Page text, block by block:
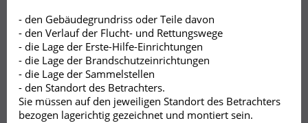
- den Gebäudegrundriss oder Teile davon
- den Verlauf der Flucht- und Rettungswege
- die Lage der Erste-Hilfe-Einrichtungen
- die Lage der Brandschutzeinrichtungen
- die Lage der Sammelstellen
- den Standort des Betrachters.
Sie müssen auf den jeweiligen Standort des Betrachters
bezogen lagerichtig gezeichnet und montiert sein.